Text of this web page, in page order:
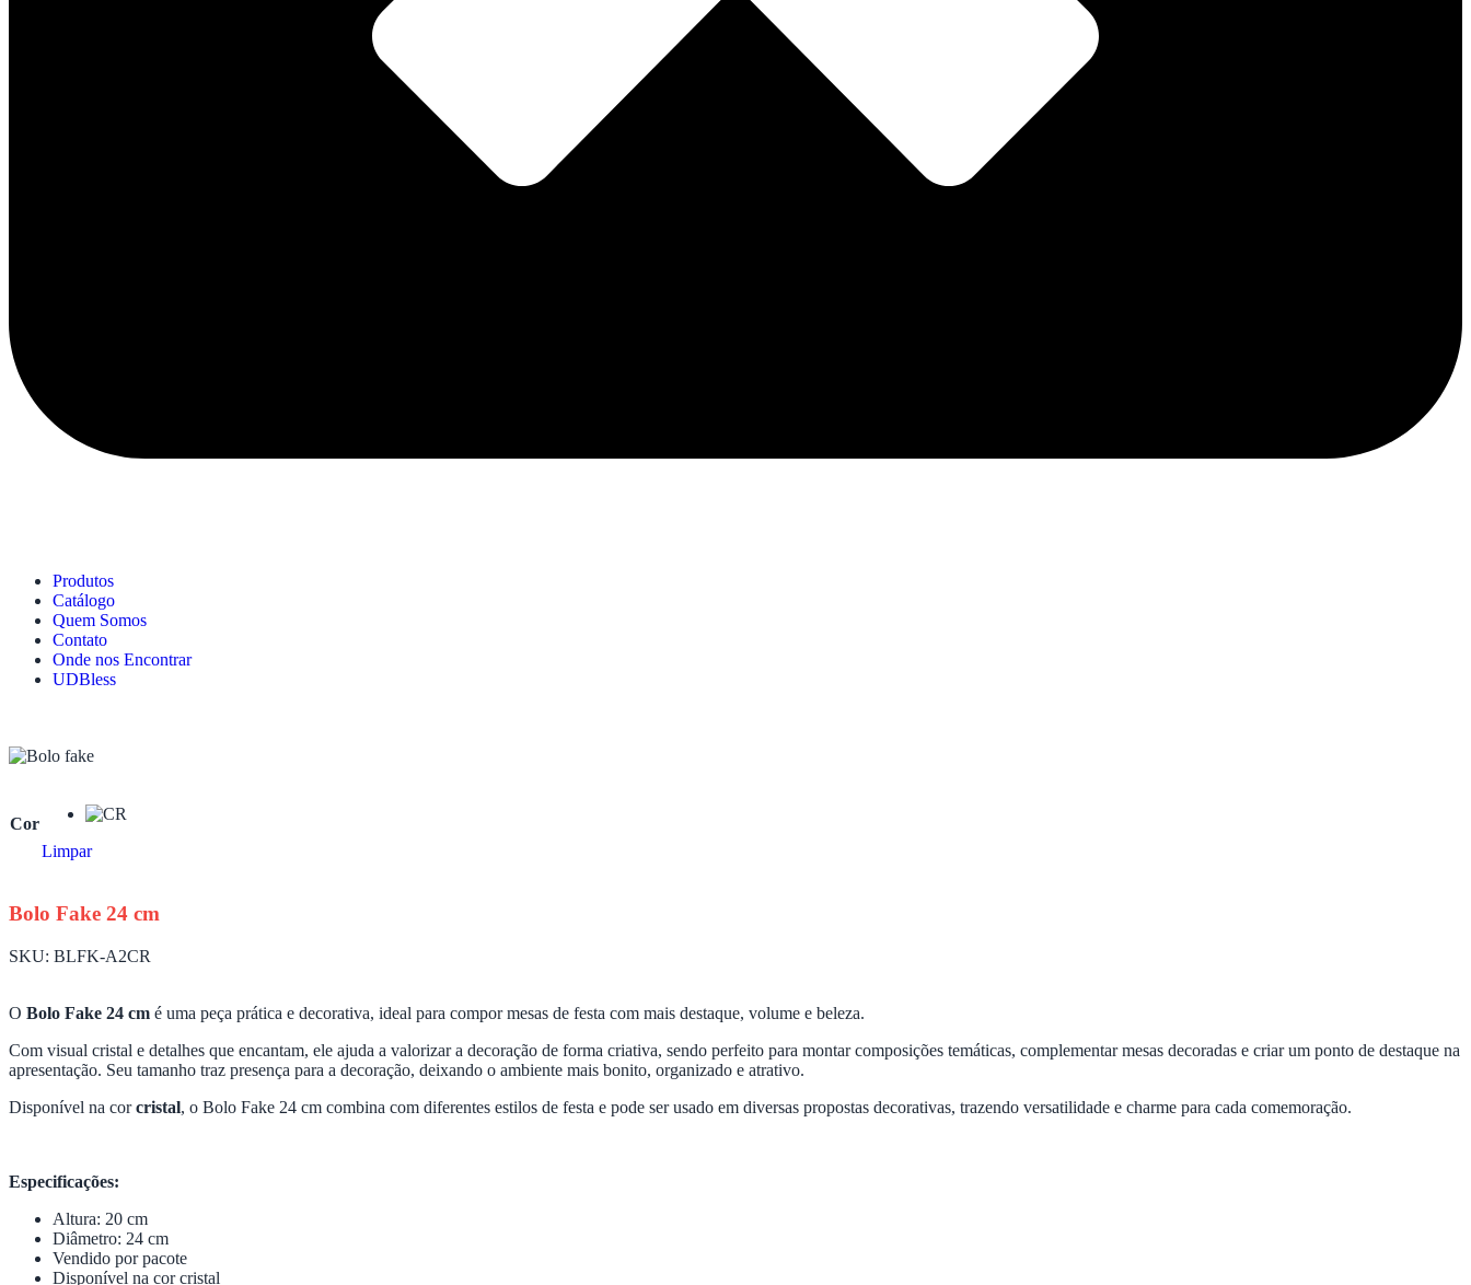
Produtos
Catálogo
Quem Somos
Contato
Onde nos Encontrar
UDBless
Cor
Limpar
Bolo Fake 24 cm
SKU: BLFK-A2CR
O Bolo Fake 24 cm é uma peça prática e decorativa, ideal para compor mesas de festa com mais destaque, volume e beleza.
Com visual cristal e detalhes que encantam, ele ajuda a valorizar a decoração de forma criativa, sendo perfeito para montar composições temáticas, complementar mesas decoradas e criar um ponto de destaque na
apresentação. Seu tamanho traz presença para a decoração, deixando o ambiente mais bonito, organizado e atrativo.
Disponível na corcristal, o Bolo Fake 24 cm combina com diferentes estilos de festa e pode ser usado em diversas propostas decorativas, trazendo versatilidade e charme para cada comemoração.
Especificações:
Altura: 20 cm
Diâmetro: 24 cm
Vendido por pacote
Disponível na cor cristal